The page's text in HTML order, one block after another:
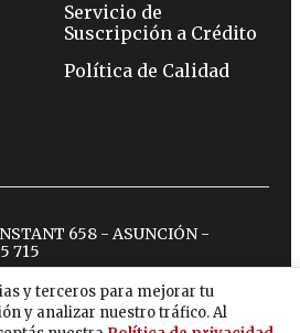
y terceros para mejorar tu
y analizar nuestro tráfico. Al
Servicio de
Suscripción a Crédito
Política de Calidad
658 - ASUNCIÓN -
715
tiktokyoutubespotify